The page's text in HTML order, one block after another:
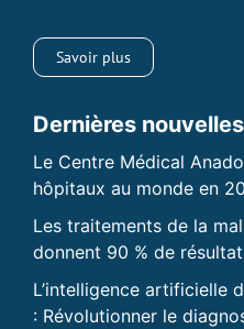
Savoir plus
Dernières nouvelles
Le Centre Médical
hôpitaux au monde en
Les traitements de la
donnent 90 % de
L’intelligence artificielle
: Révolutionner le